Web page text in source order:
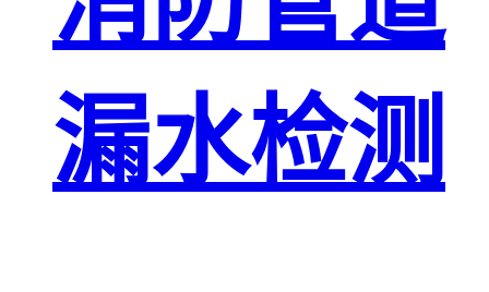
漏水检测